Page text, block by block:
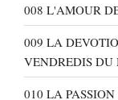
008 L'AMOUR
009 LA
VENDREDIS DU
010 LA